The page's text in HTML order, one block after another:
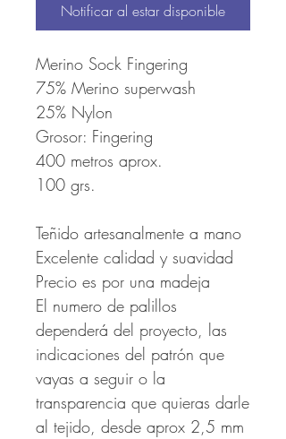
Notificar al estar disponible
Merino Sock Fingering
75% Merino superwash
25% Nylon
Grosor: Fingering
400 metros aprox.
100 grs.
Teñido artesanalmente a mano
Excelente calidad y suavidad
Precio es por una madeja
El numero de palillos
dependerá del proyecto, las
indicaciones del patrón que
vayas a seguir o la
transparencia que quieras darle
al tejido, desde aprox 2,5 mm